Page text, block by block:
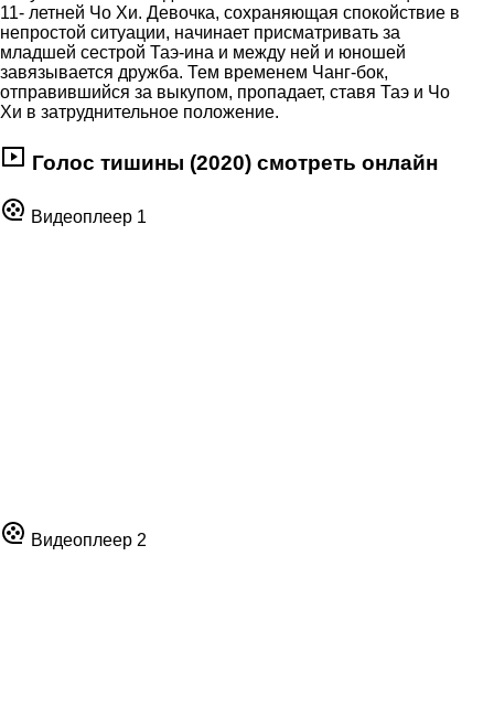
11- летней Чо Хи. Девочка, сохраняющая спокойствие в
непростой ситуации, начинает присматривать за
младшей сестрой Таэ-ина и между ней и юношей
завязывается дружба. Тем временем Чанг-бок,
отправившийся за выкупом, пропадает, ставя Таэ и Чо
Хи в затруднительное положение.
Голос тишины (2020) смотреть онлайн
Видеоплеер 1
Видеоплеер 2